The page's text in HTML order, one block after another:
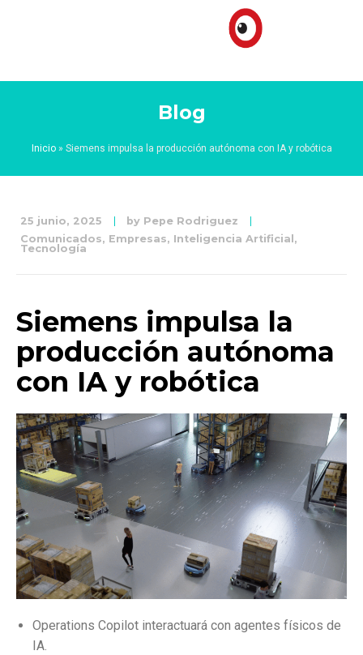
Blog
Inicio» Siemens impulsa la producción autónoma con IA y robótica
25 junio, 2025 by Pepe Rodriguez
Comunicados, Empresas, Inteligencia Artificial ,
Tecnología
Siemens impulsa la
producción autónoma
con IA y robótica
Operations Copilot interactuará con agentes físicos de
IA.